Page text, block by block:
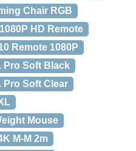
Chair RGB
HD Remote
Remote 1080P
Pro Soft Black
Pro Soft Clear
Mouse
M-M 2m